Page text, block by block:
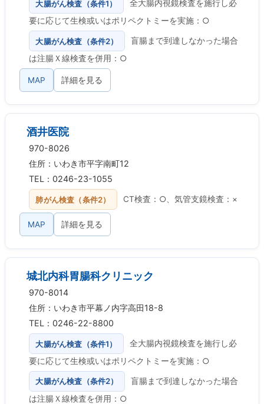
大腸がん検査（条件1）
全大腸内視鏡検査を施行し必
要に応じて生検或いはポリペクトミーを実施：○
大腸がん検査（条件2）
盲腸まで到達しなかった場合
は注腸Ｘ線検査を併用：○
MAP 詳細を見る
酒井医院
970-8026
住所：いわき市平字南町12
TEL：0246-23-1055
肺がん検査（条件2） CT検査：○、気管支鏡検査：×
MAP 詳細を見る
城北内科胃腸科クリニック
970-8014
住所：いわき市平幕ノ内字高田18-8
TEL：0246-22-8800
大腸がん検査（条件1）
全大腸内視鏡検査を施行し必
要に応じて生検或いはポリペクトミーを実施：○
大腸がん検査（条件2）
盲腸まで到達しなかった場合
は注腸Ｘ線検査を併用：○